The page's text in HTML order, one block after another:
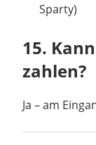
Sparty)
15.
zahlen?
Ja – am